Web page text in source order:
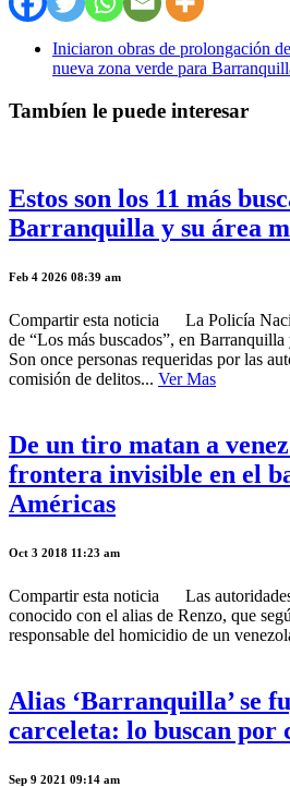
Iniciaron obras de prolongación
nueva zona verde para
Tambíen le puede interesar
Estos son los 11 más
Barranquilla y su área
Feb 4 2026 08:39 am
Compartir esta noticia La Policía
de “Los más buscados”, en
Son once personas requeridas por las
comisión de delitos... Ver Mas
De un tiro matan a
frontera invisible en el
Américas
Oct 3 2018 11:23 am
Compartir esta noticia Las autoridades
conocido con el alias de Renzo, que
responsable del homicidio de un
Alias ‘Barranquilla’ se
carceleta: lo buscan por
Sep 9 2021 09:14 am